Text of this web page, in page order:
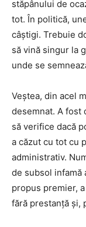
stăpânului de
tot. În politică,
câștigi. Trebuie
să vină singur la
unde se
Veștea, din acel
desemnat. A fost
să verifice dacă
a căzut cu tot cu
administrativ.
de subsol infamă
propus premier,
fără prestanță și,